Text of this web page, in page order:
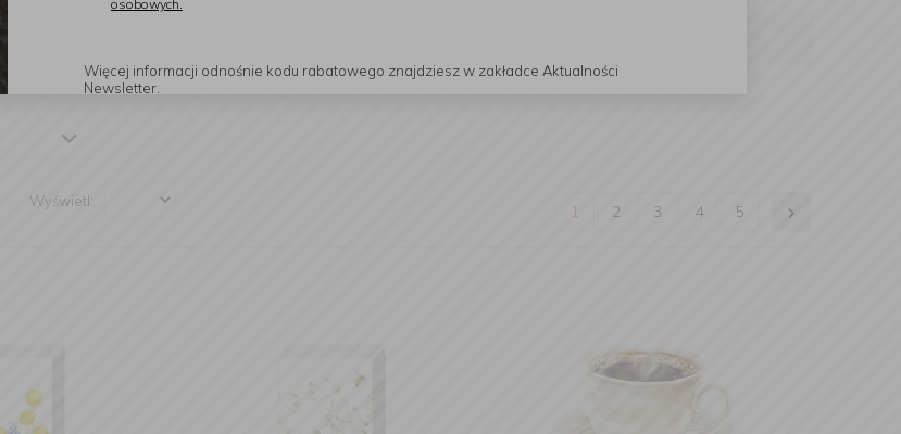
Kolor
Wyświetl:
1 2 3 4 5
osobowych.
Więcej informacji odnośnie kodu rabatowego znajdziesz w zakładce Aktualności
Newsletter.